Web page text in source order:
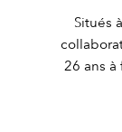
Situés
26 ans